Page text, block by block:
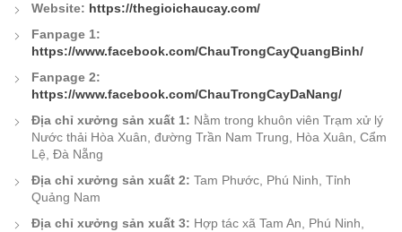
Website: https://thegioichaucay.com/
Fanpage 1:
https://www.facebook.com/ChauTrongCayQuangBinh/
Fanpage 2:
https://www.facebook.com/ChauTrongCayDaNang/
Địa chỉ xưởng sản xuất 1: Nằm trong khuôn viên Trạm xử lý
Nước thải Hòa Xuân, đường Trần Nam Trung, Hòa Xuân, Cẩm
Lệ, Đà Nẵng
Địa chỉ xưởng sản xuất 2: Tam Phước, Phú Ninh, Tỉnh
Quảng Nam
Địa chỉ xưởng sản xuất 3: Hợp tác xã Tam An, Phú Ninh,